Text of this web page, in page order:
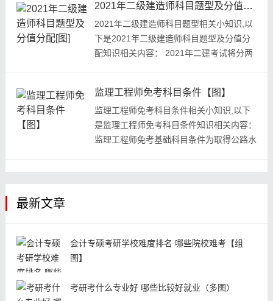
2021年二级建造师科目题型及分值分配[图]
2021年二级建造师科目题型相关小知识,以
下是2021年二级建造师科目题型及分值分
配知识相关内容： 2021年二建考试将分两
监理工程师免考科目条件【图】
监理工程师免考科目条件相关小知识,以下
是监理工程师免考科目条件知识相关内容：
监理工程师免考基础科目条件为取得公路水
最新文章
会计专硕考研学校难度排名 哪些院校难考【组
图】
考研考什么专业好 哪些比较好就业（多图）